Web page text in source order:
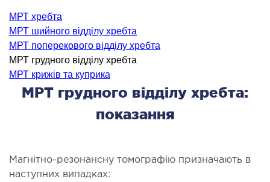
НАПРЯМ
МРТ хребта
МРТ шийного відділу хребта
МРТ поперекового відділу хребта
МРТ грудного відділу хребта
МРТ крижів та куприка
МРТ грудного відділу хребта:
показання
Магнітно-резонансну томографію призначають в
наступних випадках: